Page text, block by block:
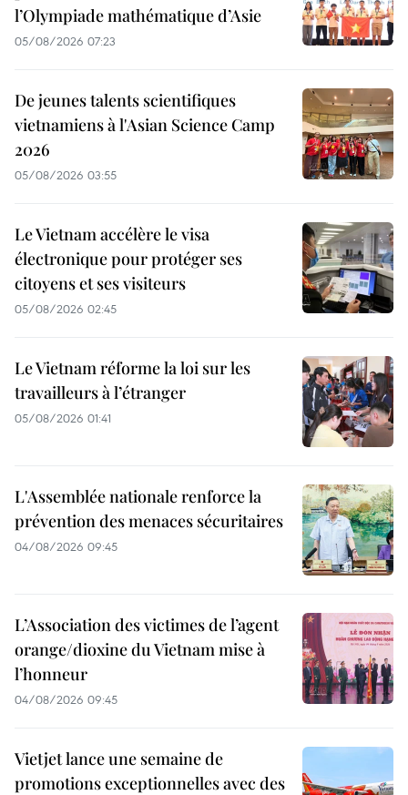
l’Olympiade mathématique d’Asie
05/08/2026 07:23
De jeunes talents scientifiques
vietnamiens à l'Asian Science Camp
2026
05/08/2026 03:55
Le Vietnam accélère le visa
électronique pour protéger ses
citoyens et ses visiteurs
05/08/2026 02:45
Le Vietnam réforme la loi sur les
travailleurs à l’étranger
05/08/2026 01:41
L'Assemblée nationale renforce la
prévention des menaces sécuritaires
04/08/2026 09:45
L’Association des victimes de l’agent
orange/dioxine du Vietnam mise à
l’honneur
04/08/2026 09:45
Vietjet lance une semaine de
promotions exceptionnelles avec des